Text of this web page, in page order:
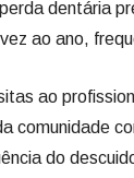
dentária
ao ano,
ao
comunidade
do